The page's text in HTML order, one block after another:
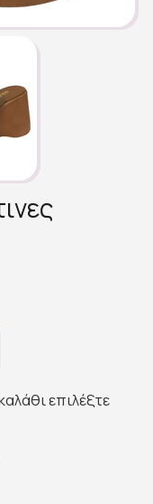
επιλέξτε